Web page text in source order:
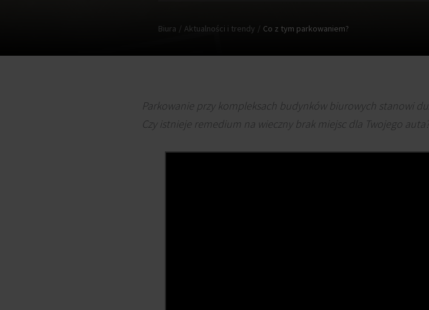
Biura Aktualności i trendy Co z tym parkowaniem?
Parkowanie przy kompleksach budynków biurowych stanowi
Czy istnieje remedium na wieczny brak miejsc dla Twojego auta?